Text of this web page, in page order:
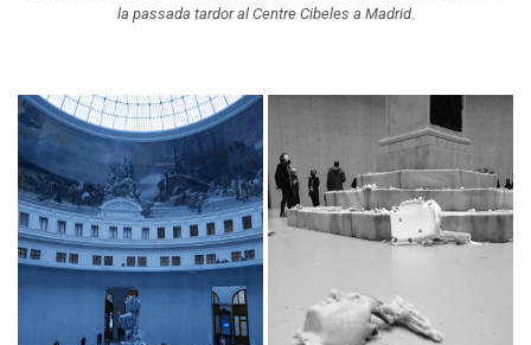
la passada tardor al Centre Cibeles a Madrid.